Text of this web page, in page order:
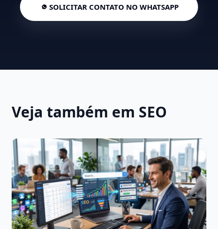
SOLICITAR CONTATO NO WHATSAPP
Veja também em SEO